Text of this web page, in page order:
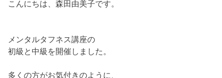
こんにちは、森田由美子です。
メンタルタフネス講座の
初級と中級を開催しました。
多くの方がお気付きのように、